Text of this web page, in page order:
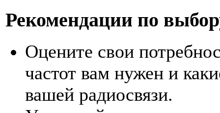
Рекомендации по
Оцените свои
частот вам нужен и
вашей радиосвязи.